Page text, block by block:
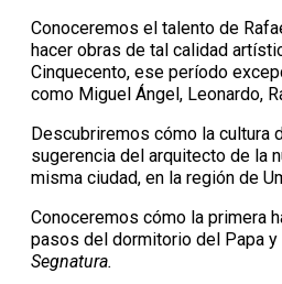
Conoceremos el talento de
hacer obras de tal calidad
Cinquecento, ese período
como Miguel Ángel, Leonardo,
Descubriremos cómo la cultura
sugerencia del arquitecto de la
misma ciudad, en la región de
Conoceremos cómo la primera
pasos del dormitorio del Papa
Segnatura.